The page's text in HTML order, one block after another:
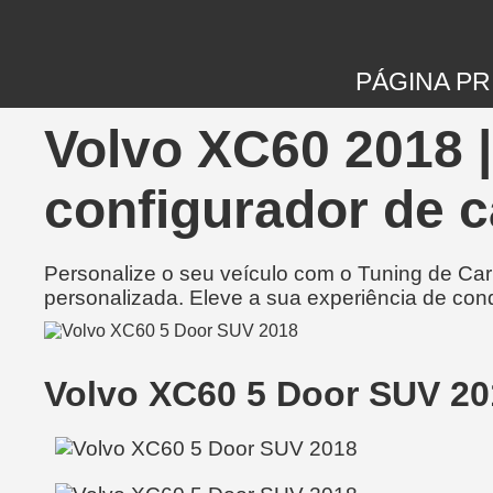
PÁGINA
Volvo XC60
configurador de
Personalize o seu veículo com o Tuning de
personalizada. Eleve a sua experiência de
Volvo XC60 5 Door SUV